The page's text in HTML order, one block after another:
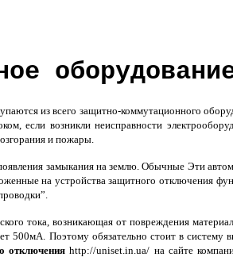
из всего защитно-коммутационного
если возникли неисправности
и пожары.
замыкания на землю. Обычные Эти
на устройства защитного отключения
тока, возникающая от повреждения
500мА. Поэтому обязательно стоит в
отключения http://uniset.in.ua/ на сайте